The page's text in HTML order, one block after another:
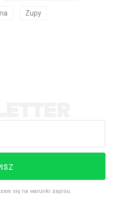
Zupy
się na warunki zapisu.